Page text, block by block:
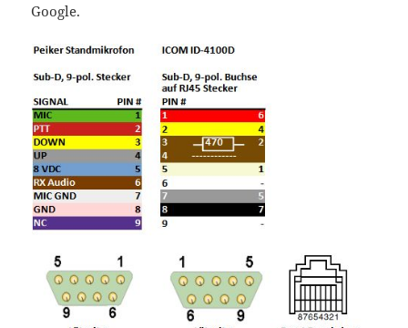
Google.